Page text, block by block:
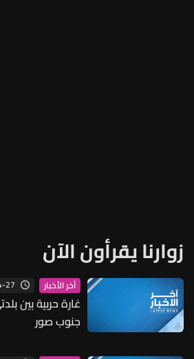
زوارنا يقرأون الآن
آخر الأخبار 27
غارة حربية بين
جنوب صور